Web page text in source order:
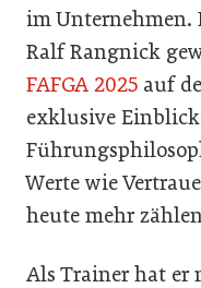
im
Ralf Rangnick
FAFGA 2025 auf
exklusive
Werte wie
heute mehr
Als Trainer hat